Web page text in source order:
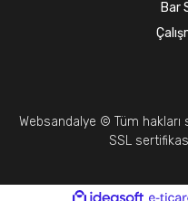
Bar
Websandalye © Tüm hakları
SSL
ideasoft